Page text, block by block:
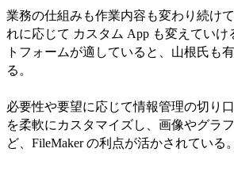
業務の仕組みも作業内容も変わり続け
れに応じて カスタム App も変えていけ
トフォームが適していると、山根氏も
る。
必要性や要望に応じて情報管理の切り
を柔軟にカスタマイズし、画像やグラ
ど、FileMaker の利点が活かされている。